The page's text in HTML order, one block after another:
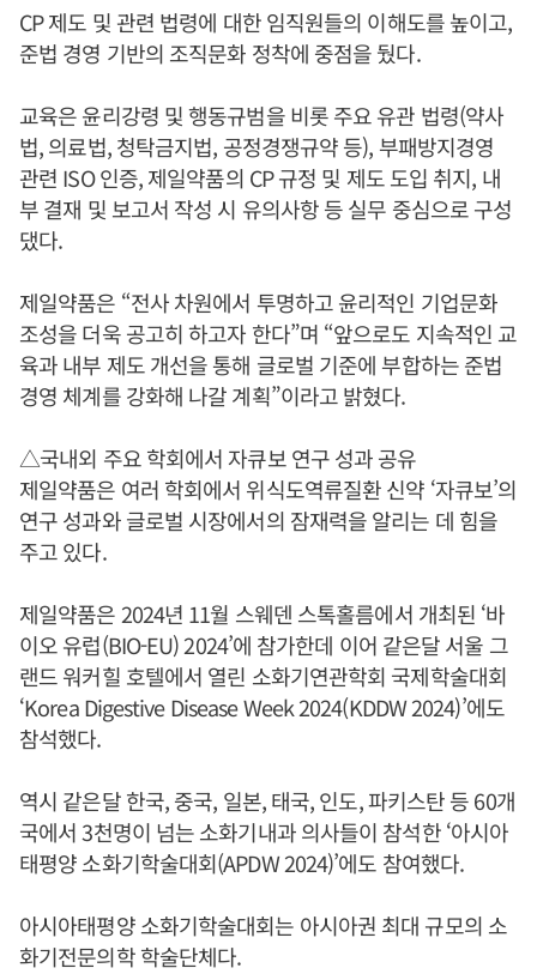
CP 제도 및 관련 법령에 대한 임직원들의 이해도를 높이고,
준법 경영 기반의 조직문화 정착에 중점을 뒀다.
교육은 윤리강령 및 행동규범을 비롯 주요 유관 법령(약사
법, 의료법, 청탁금지법, 공정경쟁규약 등), 부패방지경영
관련 ISO 인증, 제일약품의 CP 규정 및 제도 도입 취지, 내
부 결재 및 보고서 작성 시 유의사항 등 실무 중심으로 구성
댔다.
제일약품은 “전사 차원에서 투명하고 윤리적인 기업문화
조성을 더욱 공고히 하고자 한다”며 “앞으로도 지속적인 교
육과 내부 제도 개선을 통해 글로벌 기준에 부합하는 준법
경영 체계를 강화해 나갈 계획”이라고 밝혔다.
△국내외 주요 학회에서 자큐보 연구 성과 공유
제일약품은 여러 학회에서 위식도역류질환 신약 ‘자큐보’의
연구 성과와 글로벌 시장에서의 잠재력을 알리는 데 힘을
주고 있다.
제일약품은 2024년 11월 스웨덴 스톡홀름에서 개최된 ‘바
이오 유럽(BIO-EU) 2024’에 참가한데 이어 같은달 서울 그
랜드 워커힐 호텔에서 열린 소화기연관학회 국제학술대회
‘Korea Digestive Disease Week 2024(KDDW 2024)’에도
참석했다.
역시 같은달 한국, 중국, 일본, 태국, 인도, 파키스탄 등 60개
국에서 3천명이 넘는 소화기내과 의사들이 참석한 ‘아시아
태평양 소화기학술대회(APDW 2024)’에도 참여했다.
아시아태평양 소화기학술대회는 아시아권 최대 규모의 소
화기전문의학 학술단체다.